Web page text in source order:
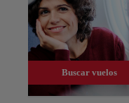
Buscar vuelos